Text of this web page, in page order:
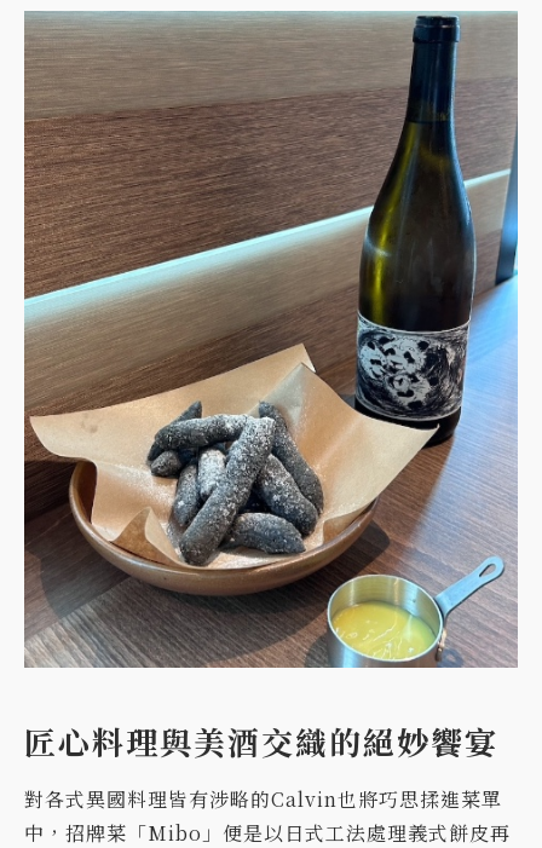
匠心料理與美酒交織的絕妙饗宴
對各式異國料理皆有涉略的Calvin也將巧思揉進菜單
中，招牌菜「Mibo」便是以日式工法處理義式餅皮再